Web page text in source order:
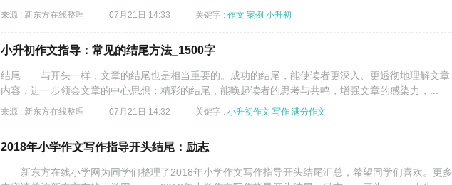
来源 : 新东方在线整理 07月21日 14:33 关键字 : 作文 案例 小升初
小升初作文指导：常见的结尾方法_1500字
结尾 与开头一样，文章的结尾也是相当重要的。成功的结尾，能使读者更深入、更透彻地理解文章
内容，进一步领会文章的中心思想；精彩的结尾，能唤起读者的思考与共鸣，增强文章的感染力，...
来源 : 新东方在线整理 07月21日 14:32 关键字 : 小升初作文 写作 满分作文
2018年小学作文写作指导开头结尾：励志
新东方在线小学网为同学们整理了2018年小学作文写作指导开头结尾汇总，希望同学们喜欢。更多